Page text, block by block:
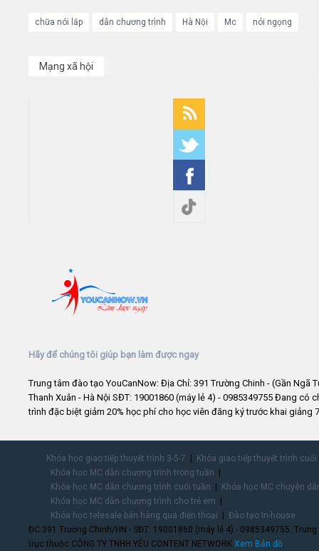
chữa nói lắp dẫn chương trình Hà Nội Mc nói ngọng
Mạng xã hội
Hãy để chúng tôi giúp bạn làm được ngay
Trung tâm đào tạo YouCanNow: Địa Chỉ: 391 Trường Chinh - (Gần Ngã
Thanh Xuân - Hà Nội SĐT: 19001860 (máy lẻ 4) - 0985349755 Đang có
trình đặc biệt giảm 20% học phí cho học viên đăng ký trước khai giảng
Khóa học giao tiếp thuyết trình 3-5-7
Khóa giao tiếp thuyết trình
Khóa học MC dẫn chương trình trong tuần
Khóa học MC dẫn chương trình cuối tuần
Khóa học MC chuyên
Khóa học MC dẫn chương trình cho trẻ em
Khóa học telesale bán hàng qua điện thoại
Đào tạo In-house
ĐC:391 Trường Chinh/HN - SĐT: 19001860 (máy lẻ 4) - 0985349755.
trực thuộc CÔNG TY TNHH YÊU CONTENT NETWORK. Xem Bản đồ